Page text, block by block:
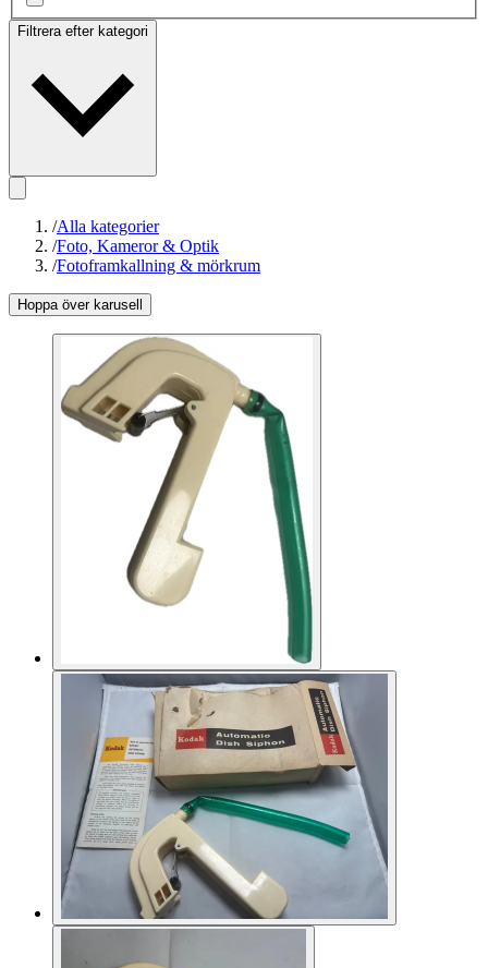
Filtrera efter kategori
/Alla kategorier
/Foto, Kameror & Optik
/Fotoframkallning & mörkrum
Hoppa över karusell